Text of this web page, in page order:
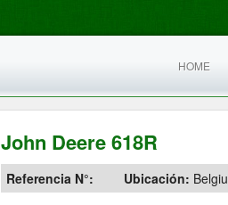
HOME
John Deere 618R
Referencia N°: Ubicación: